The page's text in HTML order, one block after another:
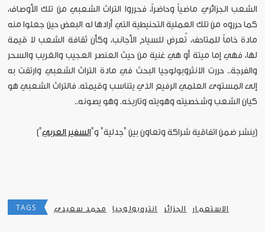
الشعب الجزائري ماضياً وحاضراً، فحرروا التراث الشعبي من تلك الأوصاف،
كما حرروه من تلك العملية التحنيطية التي أرادها له البعض حين جعلوا منه
مادة خاماً للمتاحف، تُعرض للسياح الأجانب، وكأن ثقافة الشعب لا قيمة
لها، فهي إما ميتة أو هي غنية من حيث العنصر العجيب والغريب والسحر
والفرجة.. حررت الانثروبولوجيا البحث في مادة التراث الشعبي وارتقت به
إلى المستوى العلمي الرفيع الذي يتناسب وقيمته. فالتراث الشعبي هو
كيان الشعب وشخصيته وهويته وتاريخه. وهو يصونه..
[ينشر ضمن اتفاقية شراكة وتعاون بين "جدلية" و"السفير العربي"]
TAGS محمد سعيدي انتروبولوجيا الجزائر الاستعمار